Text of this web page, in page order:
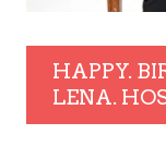
HAPPY.
LENA.